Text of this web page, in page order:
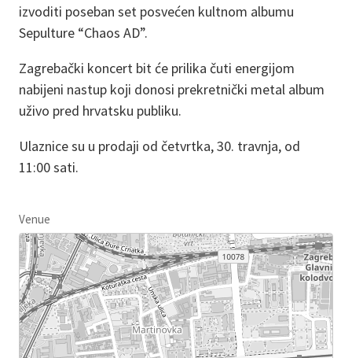
izvoditi poseban set posvećen kultnom albumu
Sepulture “Chaos AD”.
Zagrebački koncert bit će prilika čuti energijom
nabijeni nastup koji donosi prekretnički metal album
uživo pred hrvatsku publiku.
Ulaznice su u prodaji od četvrtka, 30. travnja, od
11:00 sati.
Venue